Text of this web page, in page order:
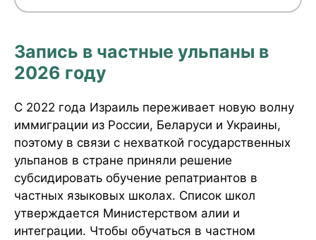
Запись в частные ульпаны в
2026 году
С 2022 года Израиль переживает новую волну
иммиграции из России, Беларуси и Украины,
поэтому в связи с нехваткой государственных
ульпанов в стране приняли решение
субсидировать обучение репатриантов в
частных языковых школах. Список школ
утверждается Министерством алии и
интеграции. Чтобы обучаться в частном